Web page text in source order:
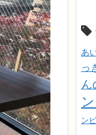
あ
っ
ん
ン